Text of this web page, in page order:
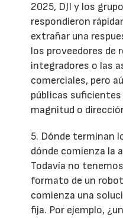
2025, DJI y los
respondieron
extrañar una
los proveedores de
integradores o las
comerciales, pero
públicas suficientes
magnitud o
5. Dónde terminan
dónde comienza la
Todavía no
formato de un
comienza una
fija. Por ejemplo,